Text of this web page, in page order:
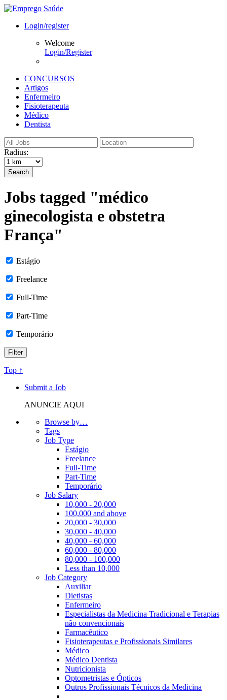
Login/register
Welcome
Login/Register
CONCURSOS
Artigos
Enfermeiro
Fisioterapeuta
Médico
Dentista
Radius:
Search
Jobs tagged "médico
ginecologista e obstetra
França"
Estágio
Freelance
Full-Time
Part-Time
Temporário
Top ↑
Submit a Job
ANUNCIE AQUI
Browse by…
Tags
Job Type
Estágio
Freelance
Full-Time
Part-Time
Temporário
Job Salary
10,000 - 20,000
100,000 and above
20,000 - 30,000
30,000 - 40,000
40,000 - 60,000
60,000 - 80,000
80,000 - 100,000
Less than 10,000
Job Category
Auxiliar
Dietistas
Enfermeiro
Especialistas da Medicina Tradicional e Terapias
não convencionais
Farmacêutico
Fisioterapeutas e Profissionais Similares
Médico
Médico Dentista
Nutricionista
Optometristas e Ópticos
Outros Profissionais Técnicos da Medicina